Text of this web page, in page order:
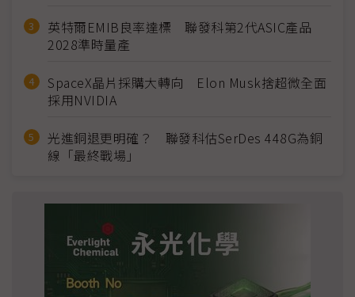
英特爾EMIB良率達標 聯發科第2代ASIC產品
2028準時量產
SpaceX晶片採購大轉向 Elon Musk捨超微全面
採用NVIDIA
光進銅退更明確？ 聯發科估SerDes 448G為銅
線「最終戰場」